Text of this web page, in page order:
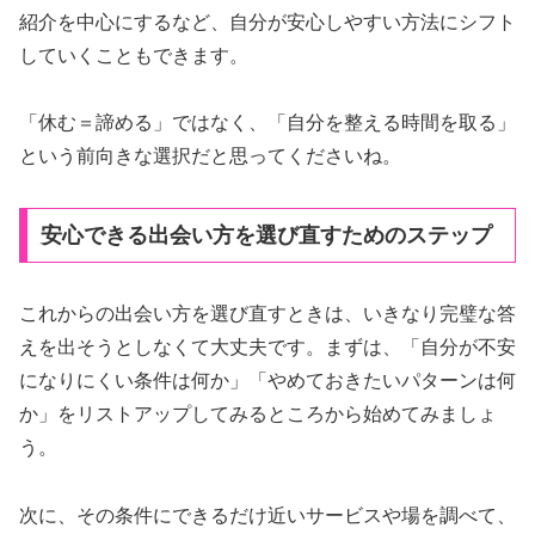
紹介を中心にするなど、自分が安心しやすい方法にシフト
していくこともできます。
「休む＝諦める」ではなく、「自分を整える時間を取る」
という前向きな選択だと思ってくださいね。
安心できる出会い方を選び直すためのステップ
これからの出会い方を選び直すときは、いきなり完璧な答
えを出そうとしなくて大丈夫です。まずは、「自分が不安
になりにくい条件は何か」「やめておきたいパターンは何
か」をリストアップしてみるところから始めてみましょ
う。
次に、その条件にできるだけ近いサービスや場を調べて、